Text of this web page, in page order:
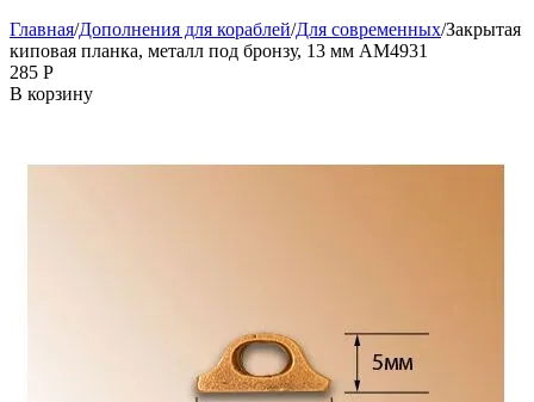
Главная/Дополнения для кораблей/Для современных/Закрытая
киповая планка, металл под бронзу, 13 мм AM4931
‍285‍ Р
В корзину